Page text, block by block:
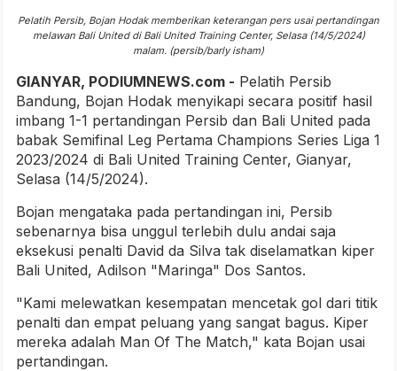
Pelatih Persib, Bojan Hodak memberikan keterangan pers usai pertandingan
melawan Bali United di Bali United Training Center, Selasa (14/5/2024)
malam. (persib/barly isham)
GIANYAR, PODIUMNEWS.com - Pelatih Persib
Bandung, Bojan Hodak menyikapi secara positif hasil
imbang 1-1 pertandingan Persib dan Bali United pada
babak Semifinal Leg Pertama Champions Series Liga 1
2023/2024 di Bali United Training Center, Gianyar,
Selasa (14/5/2024).
Bojan mengataka pada pertandingan ini, Persib
sebenarnya bisa unggul terlebih dulu andai saja
eksekusi penalti David da Silva tak diselamatkan kiper
Bali United, Adilson "Maringa" Dos Santos.
"Kami melewatkan kesempatan mencetak gol dari titik
penalti dan empat peluang yang sangat bagus. Kiper
mereka adalah Man Of The Match," kata Bojan usai
pertandingan.